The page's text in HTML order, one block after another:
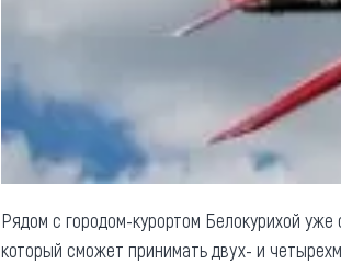
Рядом с городом-курортом Белокурихой
который сможет принимать двух- и